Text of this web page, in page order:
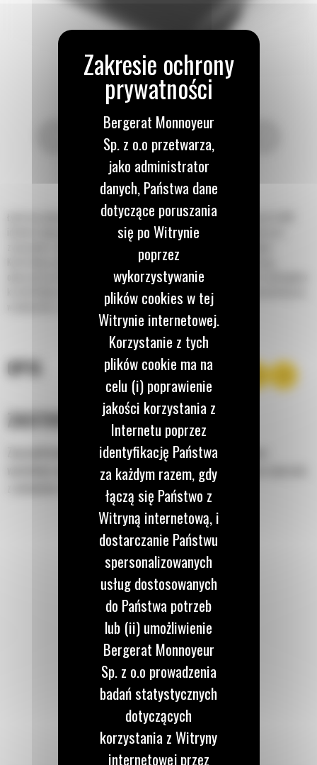
Łyżki do profilowania powierzchni o profilu skandynawskim do minikoparek Cat®
idealnie nadają się do profilowania powierzchni, kopania rowów, ogólnych prac
Konstrukcja zawiera mocne boczne płyty trudnościeralne, które zwiększają
odporność na ścieranie w wymagających zastosowaniach. Ze względu na zaokrąglony
kształt boków, krótszy promień zrzutu i płaską rurę skrętną świetnie sprawdzają się
w połączeniu z systemem głowic obrotowo-wychylnych.
OPIS
ZASTOSOWANIE
Zaprojektowana z myślą o współpracy z systemem obrotowo-
wychylnym wyposażonym w złącze osprzętu typu S lub złącze osprzętu
z uchwytem sworzniowym.
Bergerat Monnoyeur
Sp. z o.o przetwarza,
jako administrator
danych, Państwa dane
dotyczące poruszania
się po Witrynie
poprzez
wykorzystywanie
plików cookies w tej
Witrynie internetowej.
Korzystanie z tych
plików cookie ma na
celu (i) poprawienie
jakości korzystania z
Internetu poprzez
identyfikację Państwa
za każdym razem, gdy
łączą się Państwo z
Witryną internetową, i
dostarczanie Państwu
spersonalizowanych
usług dostosowanych
do Państwa potrzeb
lub (ii) umożliwienie
Bergerat Monnoyeur
Sp. z o.o prowadzenia
badań statystycznych
dotyczących
korzystania z Witryny
internetowej przez